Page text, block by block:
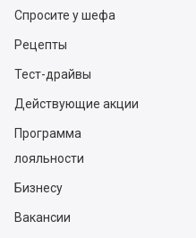
Спросите у шефа
Рецепты
Тест-драйвы
Действующие акции
Программа
лояльности
Бизнесу
Вакансии